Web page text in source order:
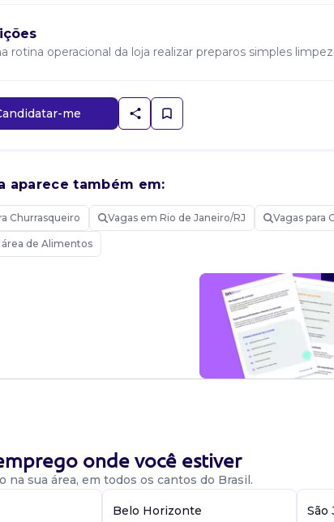
rotina operacional da loja realizar preparos simples
me
aparece também em:
Churrasqueiro Vagas em Rio de Janeiro/RJ Vagas para
área de Alimentos
onde você estiver
na sua área, em todos os cantos do Brasil.
Belo Horizonte São